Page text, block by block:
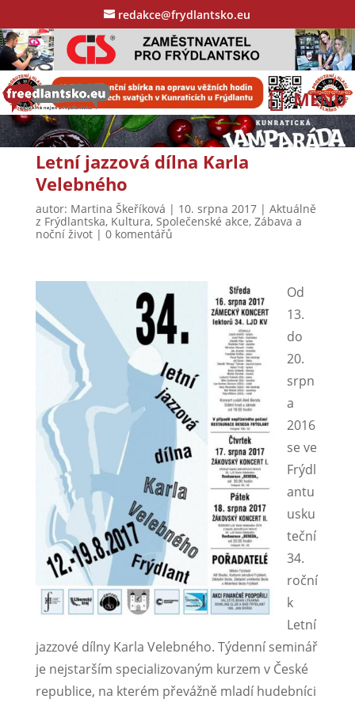
redakce@frydlantsko.eu
Letní jazzová dílna Karla
Velebného
autor: Martina Škeříková | 10. srpna 2017| Aktuálně
z Frýdlantska, Kultura, Společenské akce, Zábava a
noční život| 0 komentářů
Od
13.
do
20.
srpn
a
2016
se ve
Frýdl
antu
usku
teční
34.
roční
k
Letní
jazzové dílny Karla Velebného. Týdenní seminář
je nejstarším specializovaným kurzem v České
republice, na kterém převážně mladí hudebníci